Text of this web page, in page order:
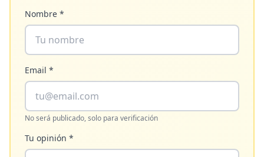
Nombre *
Email *
No será publicado, solo para verificación
Tu opinión *